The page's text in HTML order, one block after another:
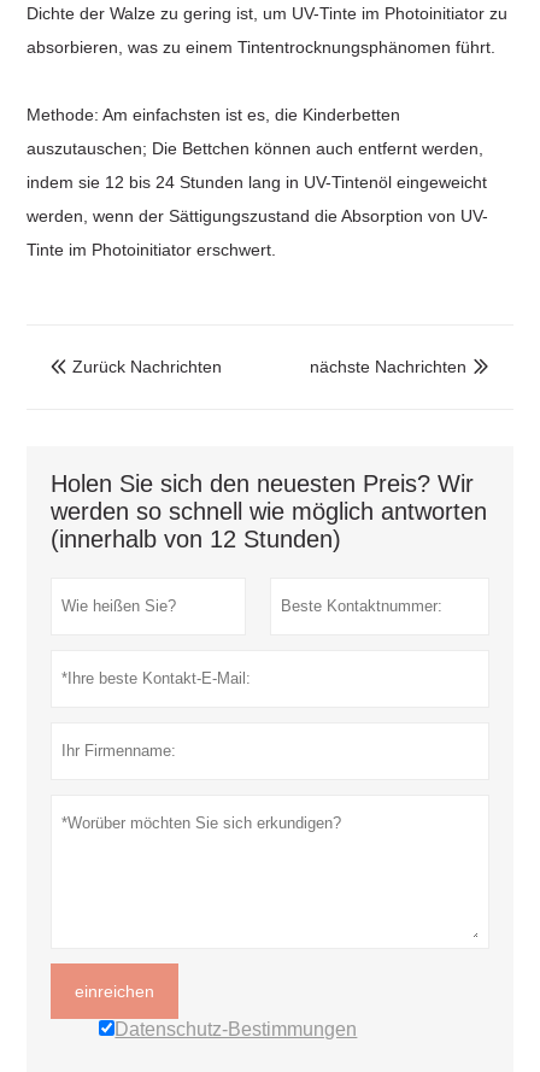
Dichte der Walze zu gering ist, um UV-Tinte im Photoinitiator zu
absorbieren, was zu einem Tintentrocknungsphänomen führt.
Methode: Am einfachsten ist es, die Kinderbetten
auszutauschen; Die Bettchen können auch entfernt werden,
indem sie 12 bis 24 Stunden lang in UV-Tintenöl eingeweicht
werden, wenn der Sättigungszustand die Absorption von UV-
Tinte im Photoinitiator erschwert.
 Zurück Nachrichten 
nächste Nachrichten
Holen Sie sich den neuesten Preis? Wir
werden so schnell wie möglich antworten
(innerhalb von 12 Stunden)
einreichen
Datenschutz-Bestimmungen